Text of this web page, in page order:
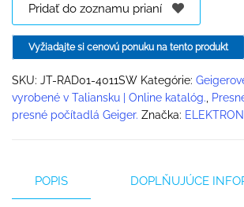
Pridať do zoznamu prianí
Vyžiadajte si cenovú ponuku na tento produkt
SKU: JT-RAD01-4011SW Kategórie:
vyrobené v Taliansku | Online katalóg.
presné počítadlá Geiger. Značka:
POPIS DOPLŇUJÚCE